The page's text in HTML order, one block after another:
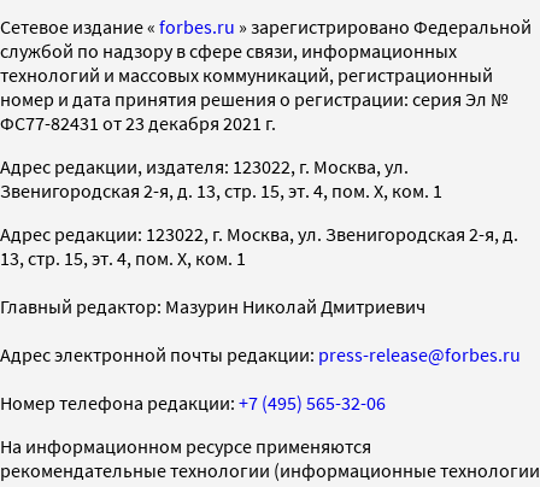
Cетевое издание « forbes.ru » зарегистрировано Федеральной
службой по надзору в сфере связи, информационных
технологий и массовых коммуникаций, регистрационный
номер и дата принятия решения о регистрации: серия Эл №
ФС77-82431 от 23 декабря 2021 г.
Адрес редакции, издателя: 123022, г. Москва, ул.
Звенигородская 2-я, д. 13, стр. 15, эт. 4, пом. X, ком. 1
Адрес редакции: 123022, г. Москва, ул. Звенигородская 2-я, д.
13, стр. 15, эт. 4, пом. X, ком. 1
Главный редактор: Мазурин Николай Дмитриевич
Адрес электронной почты редакции: press-release@forbes.ru
Номер телефона редакции: +7 (495) 565-32-06
На информационном ресурсе применяются
рекомендательные технологии (информационные технологии